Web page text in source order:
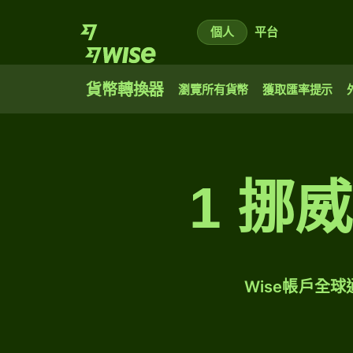
個人 平台
貨幣轉換器 瀏覽所有貨幣 獲取匯率提示
1 挪
Wise帳戶全球